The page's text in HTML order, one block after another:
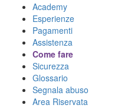
Academy
Esperienze
Pagamenti
Assistenza
Come fare
Sicurezza
Glossario
Segnala abuso
Area Riservata